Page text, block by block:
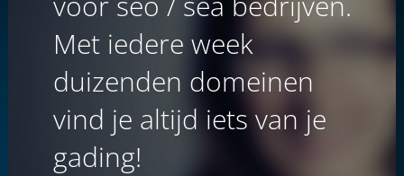
Met iedere week
duizenden domeinen
vind je altijd iets van je
gading!